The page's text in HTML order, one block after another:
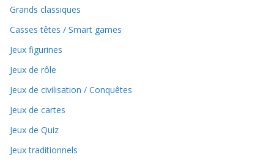
Grands classiques
Casses têtes / Smart games
Jeux figurines
Jeux de rôle
Jeux de civilisation / Conquêtes
Jeux de cartes
Jeux de Quiz
Jeux traditionnels